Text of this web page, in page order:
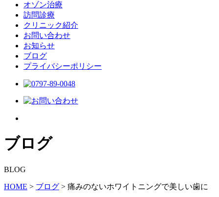
オゾン治療
訪問診療
クリニック紹介
お問い合わせ
お知らせ
ブログ
プライバシーポリシー
ブログ
BLOG
HOME > ブログ > 痛みのないホワイトニングで美しい歯に